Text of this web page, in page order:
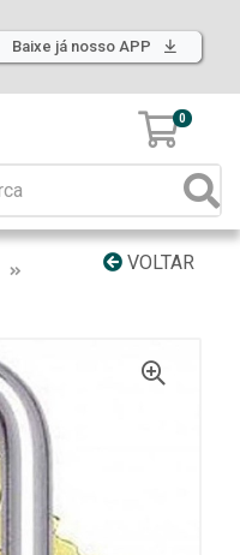
Baixe já nosso APP
0
VOLTAR